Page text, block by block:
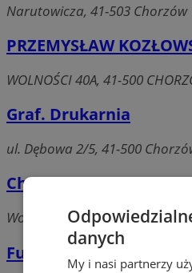
Narutowicza, 41-503 Chorzów
PRZEMYSŁAW
WOLNOŚCI 40A, 41-500
Graf. Drukarnia
ul. Dębowa 2/5, 41-500
Chorzowianin
Wolności, 41-500 Chorzów
Futuremark
danych
My i nasi partnerzy